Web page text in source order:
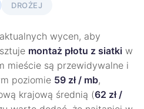
DROŻEJ
aktualnych wycen, aby
montaż płotu z siatki w
mieście są przewidywalne i
poziomie 59 zł / mb,
krajową średnią (62 zł /